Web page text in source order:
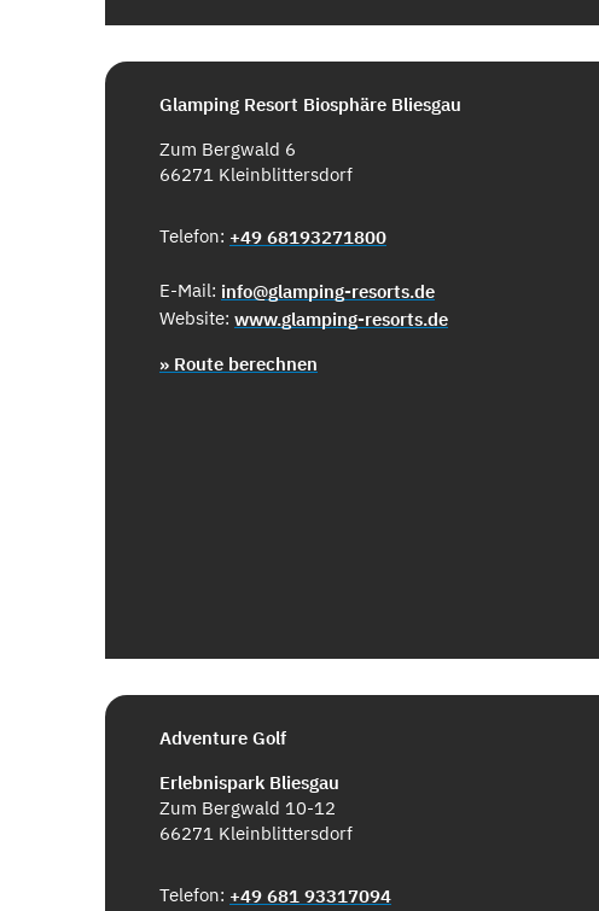
Glamping Resort Biosphäre Bliesgau
Zum Bergwald 6
66271 Kleinblittersdorf
Telefon: +49 68193271800
E-Mail: info@glamping-resorts.de
Website: www.glamping-resorts.de
» Route berechnen
Adventure Golf
Erlebnispark Bliesgau
Zum Bergwald 10-12
66271 Kleinblittersdorf
Telefon: +49 681 93317094